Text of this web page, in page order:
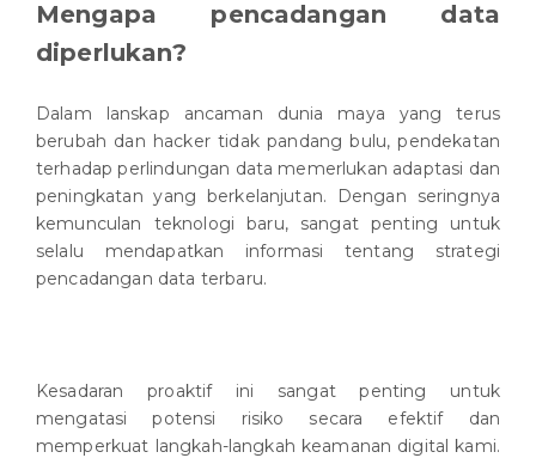
Mengapa pencadangan data
diperlukan?
Dalam lanskap ancaman dunia maya yang terus
berubah dan hacker tidak pandang bulu, pendekatan
terhadap perlindungan data memerlukan adaptasi dan
peningkatan yang berkelanjutan. Dengan seringnya
kemunculan teknologi baru, sangat penting untuk
selalu mendapatkan informasi tentang strategi
pencadangan data terbaru.
Kesadaran proaktif ini sangat penting untuk
mengatasi potensi risiko secara efektif dan
memperkuat langkah-langkah keamanan digital kami.